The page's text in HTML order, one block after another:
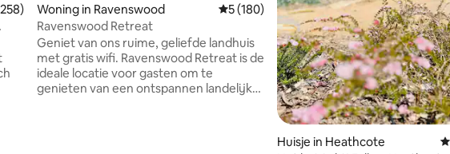
beoordeling van 4,96 uit 5, 258 recensies
Woning in Ravenswood Gemiddelde beoordeling van 5 uit 5, 180
5 (180)
Ravenswood Retreat
Geniet van ons ruime, geliefde landhuis
met gratis wifi. Ravenswood Retreat is de
ideale locatie voor gasten om te
genieten van een ontspannen landelijk
Huisje in Heathcote